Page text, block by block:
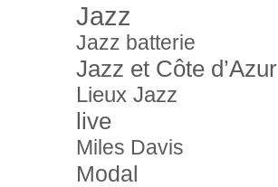
Jazz
Jazz batterie
Jazz et Côte d’Azur
Lieux Jazz
live
Miles Davis
Modal